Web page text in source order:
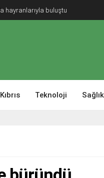
hayranlarıyla buluştu
Kıbrıs Teknoloji Sağlık